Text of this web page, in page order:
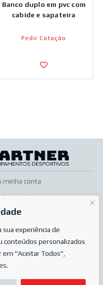
experiência de
conteúdos personalizados
em "Aceitar Todos",
Banco duplo em pvc com
cabide e sapateira
Pedir Cotação
minha conta
venda
de venda
de encomenda
os direitos reservados.